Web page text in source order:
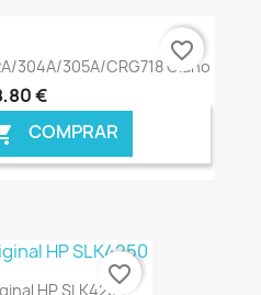
304A/305A/CRG718 Ciano
€
COMPRAR
€ ONLINE
favorite_border
HP SLK4250
favorite_border